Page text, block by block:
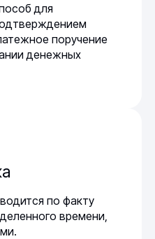
для
поручение
денежных
по факту
времени,